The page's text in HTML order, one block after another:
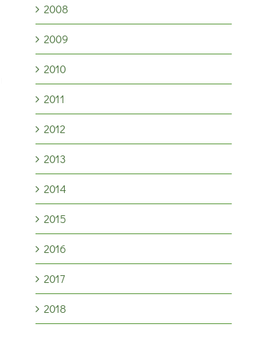
2008
2009
2010
2011
2012
2013
2014
2015
2016
2017
2018